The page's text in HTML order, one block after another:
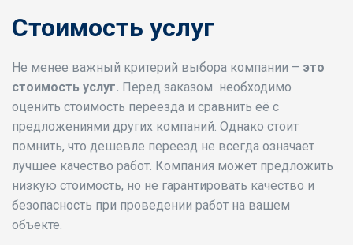
Стоимость услуг
Не менее важный критерий выбора компании – это
стоимость услуг. Перед заказом необходимо
оценить стоимость переезда и сравнить её с
предложениями других компаний. Однако стоит
помнить, что дешевле переезд не всегда означает
лучшее качество работ. Компания может предложить
низкую стоимость, но не гарантировать качество и
безопасность при проведении работ на вашем
объекте.